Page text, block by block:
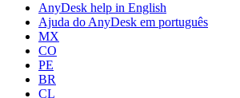
AnyDesk help in English
Ajuda do AnyDesk em português
MX
CO
PE
BR
CL